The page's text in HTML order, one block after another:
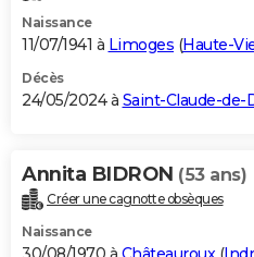
Naissance
11/07/1941 à Limoges (Haute-
Décès
24/05/2024 à Saint-Claude-de-
Annita BIDRON (53 ans)
Créer une cagnotte obsèques
Naissance